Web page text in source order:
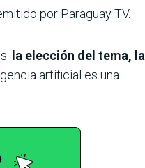
por Paraguay TV.
la elección del tema, la
artificial es una